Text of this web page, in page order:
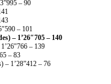
– 90
– 101
– 1’26″705 – 140
– 139
– 83
– 1’28”412 – 76